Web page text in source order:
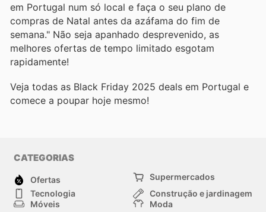
em Portugal num só local e faça o seu plano de
compras de Natal antes da azáfama do fim de
semana." Não seja apanhado desprevenido, as
melhores ofertas de tempo limitado esgotam
rapidamente!
Veja todas as Black Friday 2025 deals em Portugal e
comece a poupar hoje mesmo!
CATEGORIAS
Ofertas
Supermercados
Tecnologia
Construção e jardinagem
Móveis
Moda